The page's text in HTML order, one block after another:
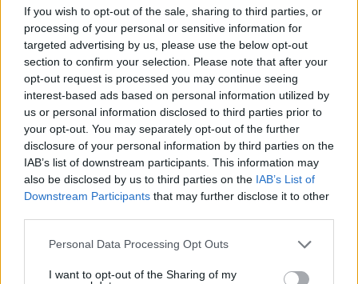
If you wish to opt-out of the sale, sharing to third parties, or
processing of your personal or sensitive information for
targeted advertising by us, please use the below opt-out
section to confirm your selection. Please note that after your
opt-out request is processed you may continue seeing
interest-based ads based on personal information utilized by
us or personal information disclosed to third parties prior to
your opt-out. You may separately opt-out of the further
disclosure of your personal information by third parties on the
IAB’s list of downstream participants. This information may
also be disclosed by us to third parties on the IAB’s List of
Downstream Participants that may further disclose it to other
Please note that this website/app uses one or more Google
not limited to your visit or usage behaviour. You may click to
Personal Data Processing Opt Outs
I want to opt-out of the Sharing of my
10.06.2026, 19:18
🤣
ΑΠΑΝΤΗΣΗ
Γιώργος
10.06.2026, 18:46
Τυχερε. Εισαι ο πρωτος της. Μπραβο.
Πωωωωωωωω
10.06.2026, 18:41
Σοβαρά? Τι μας λέτε βρε παιδιά...